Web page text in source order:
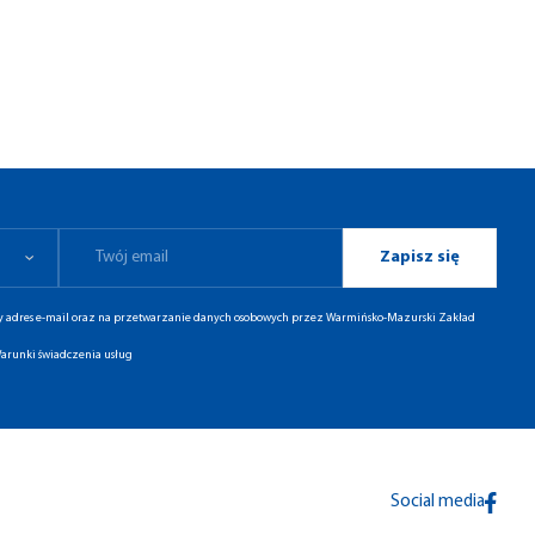
Zapisz się
e-mail oraz na przetwarzanie danych osobowych przez Warmińsko-Mazurski Zakład
świadczenia usług
Social media